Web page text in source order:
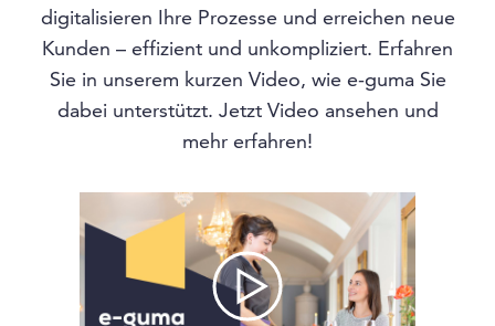
digitalisieren Ihre Prozesse und erreichen neue
Kunden – effizient und unkompliziert. Erfahren
Sie in unserem kurzen Video, wie e-guma Sie
dabei unterstützt. Jetzt Video ansehen und
mehr erfahren!